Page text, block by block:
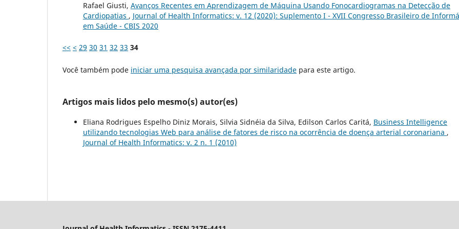
Rafael Giusti, Avanços Recentes em Aprendizagem de Máquina Usando Fonocardiogramas na Detecção de
Cardiopatias , Journal of Health Informatics: v. 12 (2020): Suplemento I - XVII Congresso Brasileiro de
em Saúde - CBIS 2020
<< < 29 30 31 32 33 34
Você também pode iniciar uma pesquisa avançada por similaridade para este artigo.
Artigos mais lidos pelo mesmo(s) autor(es)
Eliana Rodrigues Espelho Diniz Morais, Silvia Sidnéia da Silva, Edilson Carlos Caritá, Business Intelligence
utilizando tecnologias Web para análise de fatores de risco na ocorrência de doença arterial coronariana ,
Journal of Health Informatics: v. 2 n. 1 (2010)